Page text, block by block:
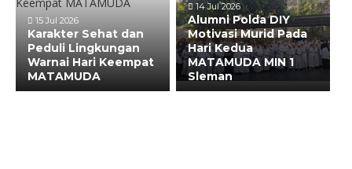
15 Jul 2026
Karakter Sehat dan
Peduli Lingkungan
Warnai Hari Keempat
MATAMUDA
14 Jul 2026
Alumni Polda DIY
Motivasi Murid Pada
Hari Kedua
MATAMUDA MIN 1
Sleman